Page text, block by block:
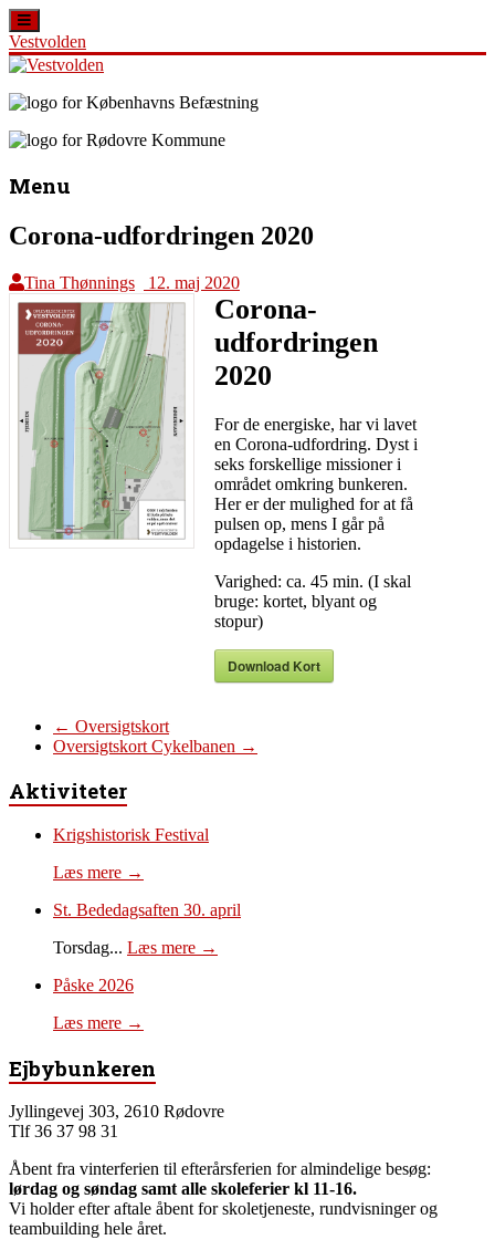
Vestvolden
Skip
content
Vestvolden
Velkommen
Oplevelsescenter
Menu
Corona-udfordringen 2020
Tina Thønnings 12. maj 2020
Corona-
udfordringen
2020
For de energiske, har vi lavet
en Corona-udfordring. Dyst i
seks forskellige missioner i
området omkring bunkeren.
Her er der mulighed for at få
pulsen op, mens I går på
opdagelse i historien.
Varighed: ca. 45 min. (I skal
bruge: kortet, blyant og
stopur)
Download Kort
← Oversigtskort
Oversigtskort Cykelbanen →
Aktiviteter
Krigshistorisk Festival
Læs mere →
St. Bededagsaften 30. april
Torsdag... Læs mere →
Påske 2026
Læs mere →
Ejbybunkeren
Jyllingevej 303, 2610 Rødovre
Tlf 36 37 98 31
Åbent fra vinterferien til efterårsferien for almindelige besøg:
lørdag og søndag samt alle skoleferier kl 11-16.
Vi holder efter aftale åbent for skoletjeneste, rundvisninger og
teambuilding hele året.